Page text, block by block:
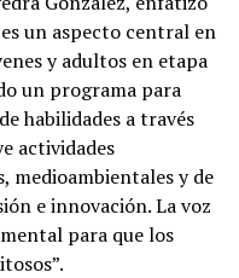
un aspecto central en
y adultos en etapa
un programa para
habilidades a través
actividades
medioambientales y de
e innovación. La voz
para que los